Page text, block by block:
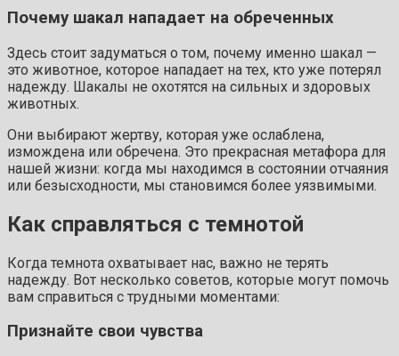
Почему шакал нападает на обреченных
Здесь стоит задуматься о том, почему именно шакал —
это животное, которое нападает на тех, кто уже потерял
надежду. Шакалы не охотятся на сильных и здоровых
животных.
Они выбирают жертву, которая уже ослаблена,
измождена или обречена. Это прекрасная метафора для
нашей жизни: когда мы находимся в состоянии отчаяния
или безысходности, мы становимся более уязвимыми.
Как справляться с темнотой
Когда темнота охватывает нас, важно не терять
надежду. Вот несколько советов, которые могут помочь
вам справиться с трудными моментами:
Признайте свои чувства